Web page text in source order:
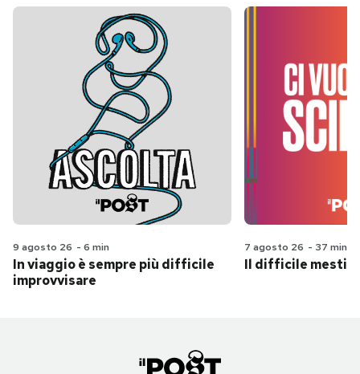
9 agosto 26 - 6 min
In viaggio è sempre più difficile
improvvisare
7 agosto 26 - 37 min
Il difficile